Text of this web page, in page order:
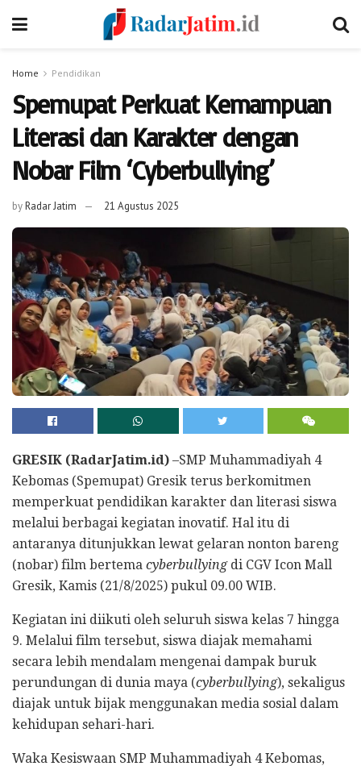
Home Pendidikan
Spemupat Perkuat Kemampuan
Literasi dan Karakter dengan
Nobar Film ‘Cyberbullying’
byRadar Jatim 21 Agustus 2025
GRESIK (RadarJatim.id) –SMP Muhammadiyah 4
Kebomas (Spemupat) Gresik terus berkomitmen
memperkuat pendidikan karakter dan literasi siswa
melalui berbagai kegiatan inovatif. Hal itu di
antaranya ditunjukkan lewat gelaran nonton bareng
(nobar) film bertema cyberbullyingdi CGV Icon Mall
Gresik, Kamis (21/8/2025) pukul 09.00 WIB.
Kegiatan ini diikuti oleh seluruh siswa kelas 7 hingga
9. Melalui film tersebut, siswa diajak memahami
secara lebih mendalam mengenai dampak buruk
perundungan di dunia maya (cyberbullying), sekaligus
diajak untuk bijak menggunakan media sosial dalam
kehidupan sehari-hari.
Waka Kesiswaan SMP Muhammadiyah 4 Kebomas,